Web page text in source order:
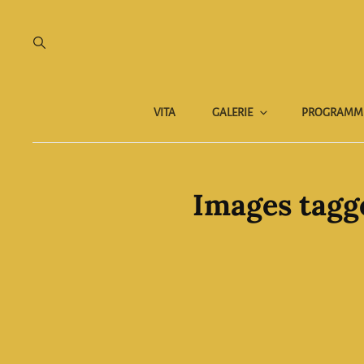
VITA GALERIE
Images